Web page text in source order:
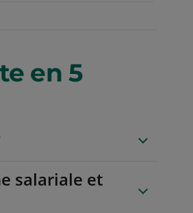
en 5
salariale et